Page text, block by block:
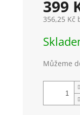
399
356,25 Kč
cena:
Můžeme